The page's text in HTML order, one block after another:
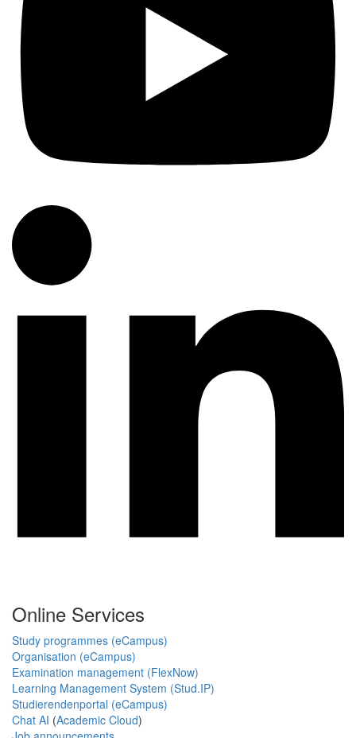
Online Services
Study programmes (eCampus)
Organisation (eCampus)
Examination management (FlexNow)
Learning Management System (Stud.IP)
Studierendenportal (eCampus)
Chat AI (Academic Cloud)